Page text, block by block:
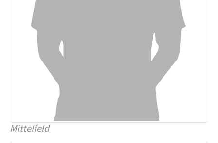
Mittelfeld